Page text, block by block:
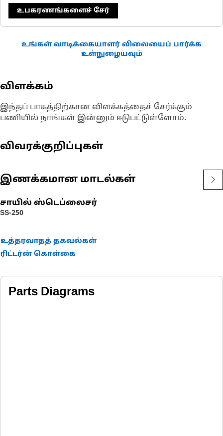
உபகரணங்களைச் சேர்
உங்கள் வாடிக்கையாளர் விலையைப் பார்க்க
உள்நுழையவும்
விளக்கம்
இந்தப் பாகத்திற்கான விளக்கத்தைச் சேர்க்கும்
பணியில் நாங்கள் இன்னும் ஈடுபட்டுள்ளோம்.
விவரக்குறிப்புகள்
இணக்கமான மாடல்கள்
சாயில் ஸ்டெப்லைசர்
SS-250
உத்தரவாதத் தகவல்கள்
ரிட்டர்ன் கொள்கை
Parts Diagrams